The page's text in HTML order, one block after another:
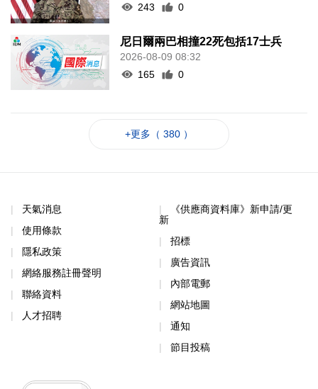
243
0
尼日爾兩巴相撞22死包括17士兵
2026-08-09 08:32
165
0
+更多（ 380 ）
天氣消息
使用條款
隱私政策
網絡服務註冊聲明
聯絡資料
人才招聘
《供應商資料庫》新申請/更
新
招標
廣告資訊
內部電郵
網站地圖
通知
節目投稿